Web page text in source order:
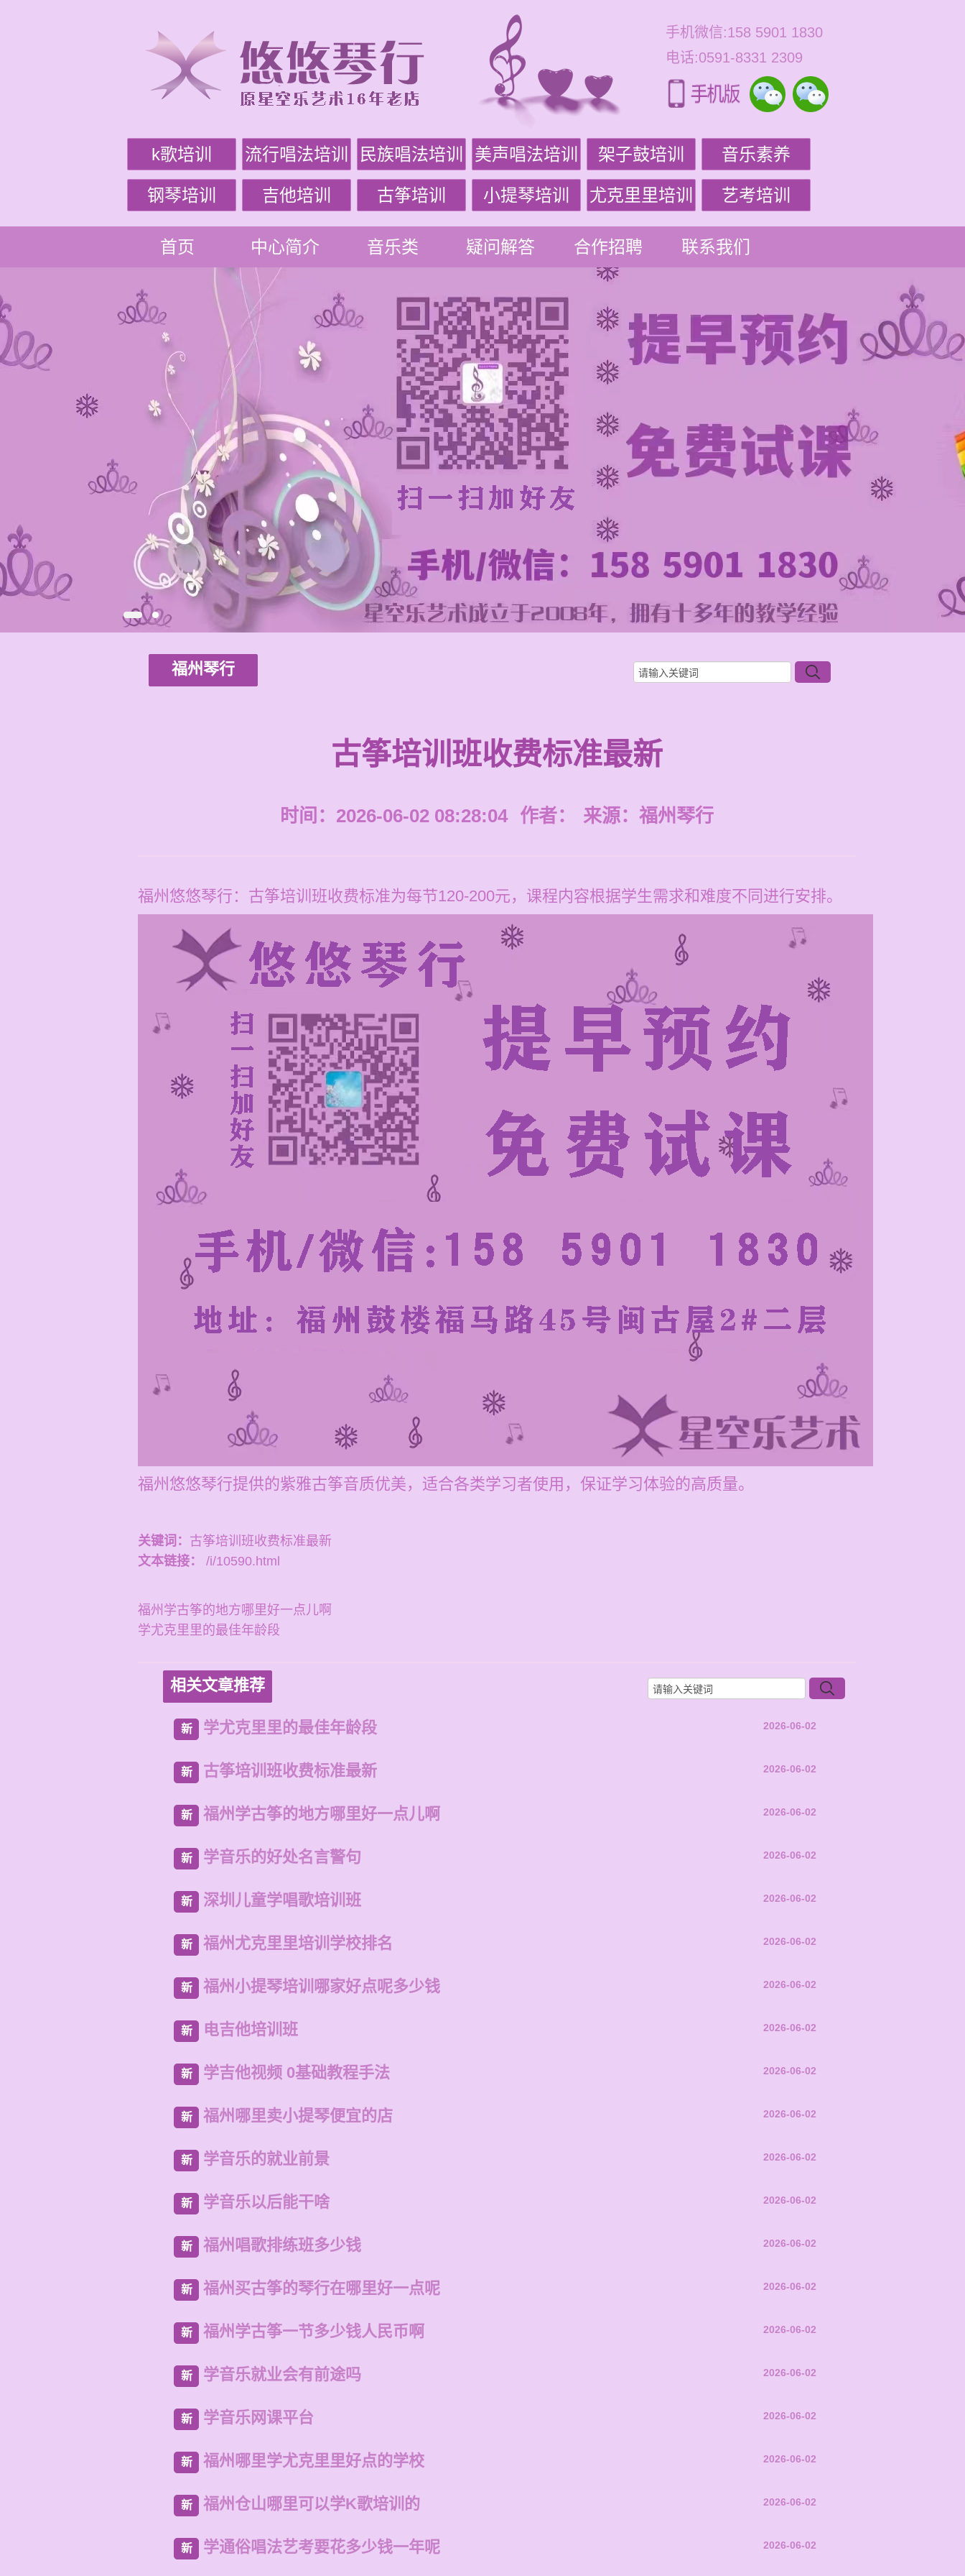
手机微信:158 5901 1830
电话:0591-8331 2309
k歌培训 流行唱法培训 民族唱法培训 美声唱法培训 架子鼓培训 音乐素养
钢琴培训 吉他培训 古筝培训 小提琴培训 尤克里里培训 艺考培训
首页 中心简介 音乐类 疑问解答 合作招聘 联系我们
福州琴行
古筝培训班收费标准最新
时间：2026-06-02 08:28:04 作者： 来源： 福州琴行
福州悠悠琴行：古筝培训班收费标准为每节120-200元，课程内容根据学生需求和难度不同进行安排。
福州悠悠琴行提供的紫雅古筝音质优美，适合各类学习者使用，保证学习体验的高质量。
关键词： 古筝培训班收费标准最新
文本链接：
/i/10590.html
福州学古筝的地方哪里好一点儿啊
学尤克里里的最佳年龄段
相关文章推荐
新 学尤克里里的最佳年龄段 2026-06-02
新 古筝培训班收费标准最新 2026-06-02
新 福州学古筝的地方哪里好一点儿啊 2026-06-02
新 学音乐的好处名言警句 2026-06-02
新 深圳儿童学唱歌培训班 2026-06-02
新 福州尤克里里培训学校排名 2026-06-02
新 福州小提琴培训哪家好点呢多少钱 2026-06-02
新 电吉他培训班 2026-06-02
新 学吉他视频 0基础教程手法 2026-06-02
新 福州哪里卖小提琴便宜的店 2026-06-02
新 学音乐的就业前景 2026-06-02
新 学音乐以后能干啥 2026-06-02
新 福州唱歌排练班多少钱 2026-06-02
新 福州买古筝的琴行在哪里好一点呢 2026-06-02
新 福州学古筝一节多少钱人民币啊 2026-06-02
新 学音乐就业会有前途吗 2026-06-02
新 学音乐网课平台 2026-06-02
新 福州哪里学尤克里里好点的学校 2026-06-02
新 福州仓山哪里可以学K歌培训的 2026-06-02
新 学通俗唱法艺考要花多少钱一年呢 2026-06-02